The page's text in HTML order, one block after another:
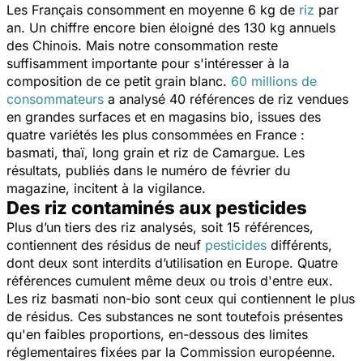
Les Français consomment en moyenne 6 kg de riz par
an. Un chiffre encore bien éloigné des 130 kg annuels
des Chinois. Mais notre consommation reste
suffisamment importante pour s'intéresser à la
composition de ce petit grain blanc. 60 millions de
consommateurs a analysé 40 références de riz vendues
en grandes surfaces et en magasins bio, issues des
quatre variétés les plus consommées en France :
basmati, thaï, long grain et riz de Camargue. Les
résultats, publiés dans le numéro de février du
magazine, incitent à la vigilance.
Des riz contaminés aux pesticides
Plus d’un tiers des riz analysés, soit 15 références,
contiennent des résidus de neuf pesticides différents,
dont deux sont interdits d’utilisation en Europe. Quatre
références cumulent même deux ou trois d'entre eux.
Les riz basmati non-bio sont ceux qui contiennent le plus
de résidus. Ces substances ne sont toutefois présentes
qu'en faibles proportions, en-dessous des limites
réglementaires fixées par la Commission européenne.